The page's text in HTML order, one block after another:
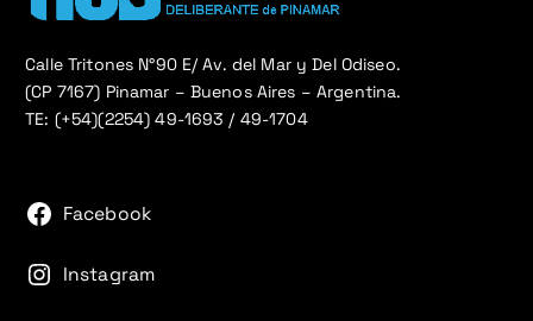
Calle Tritones N°90 E/ Av. del Mar y Del Odiseo.
(CP 7167) Pinamar – Buenos Aires – Argentina.
TE: (+54)(2254) 49-1693 / 49-1704
Facebook
Instagram